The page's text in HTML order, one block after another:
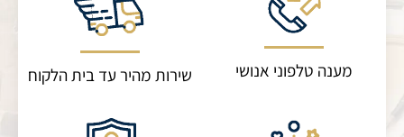
מענה טלפוני אנושי שירות מהיר עד בית הלקוח